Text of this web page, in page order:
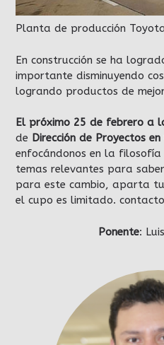
Planta de producción
En construcción se ha
importante disminuyendo
logrando productos de
El próximo 25 de febrero a
de Dirección de Proyectos
enfocándonos en la filosofía
temas relevantes para
para este cambio, aparta
el cupo es limitado.
Ponente: